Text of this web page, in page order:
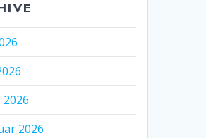
2026